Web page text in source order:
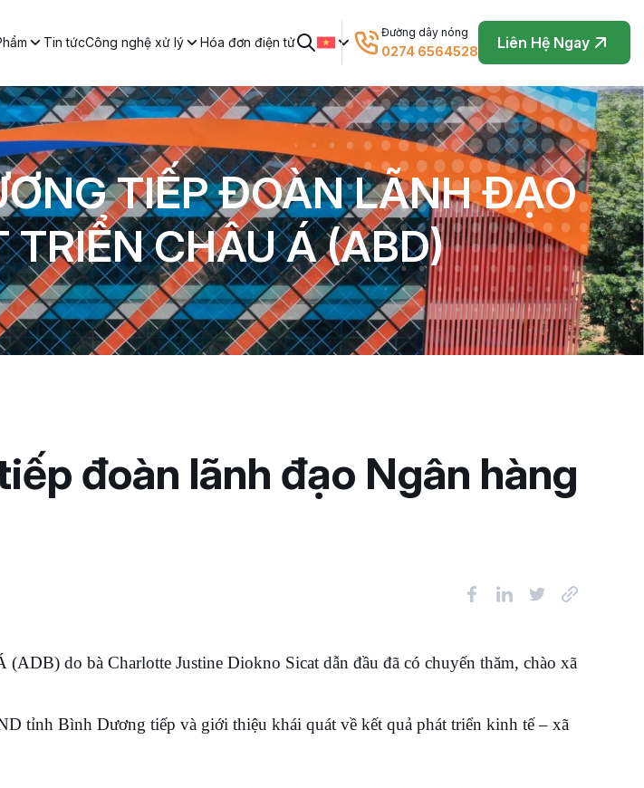
Tin tứcCông nghệ xử lý Hóa đơn điện tử
Đường dây nóng
0274 6564528 Liên Hệ Ngay
TIẾP ĐOÀN LÃNH ĐẠO
CHÂU Á (ABD)
đoàn lãnh đạo Ngân hàng
do bà Charlotte Justine Diokno Sicat dẫn đầu đã có chuyến thăm, chào xã
tỉnh Bình Dương tiếp và giới thiệu khái quát về kết quả phát triển kinh tế – xã